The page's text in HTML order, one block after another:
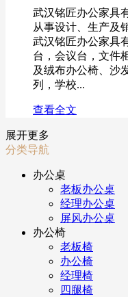
武汉铭匠办公家具
从事设计、生产及
武汉铭匠办公家具
台，会议台，文件
及绒布办公椅、沙
列，学校...
查看全文
展开更多
分类导航
办公桌
老板办公桌
经理办公桌
屏风办公桌
办公椅
老板椅
办公椅
经理椅
四腿椅